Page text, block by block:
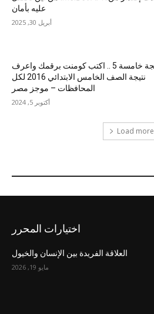
عليه بأمان
أبريل 30, 2025
نتيجة خامسة 5 .. اكتب كومنت برقمك واعرف
نتيجة الصف الخامس الابتدائي 2016 لكل
المحافظات – موجز مصر
أكتوبر 5, 2024
Load more
اختيارات المحرر
العلاقة الفريدة بين الإنسان والخيول
مايو 19, 2026